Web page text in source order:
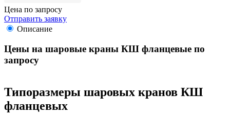
Цена по запросу
Отправить заявку
Описание
Цены на шаровые краны КШ фланцевые по
запросу
Типоразмеры шаровых кранов КШ
фланцевых